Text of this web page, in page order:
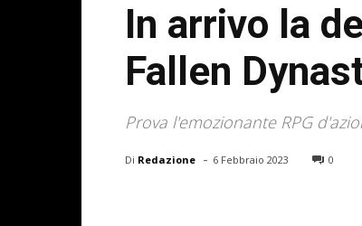
In arrivo la
Fallen
Prova l'emozionante RPG
Di Redazione - 6 Febbraio 2023 0